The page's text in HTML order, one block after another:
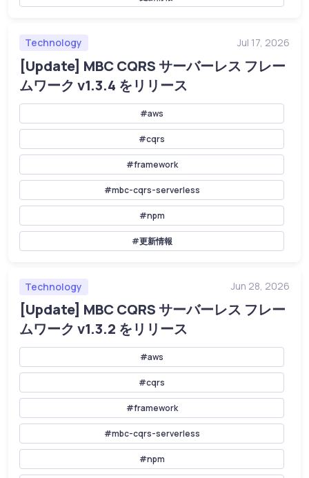
Technology Jul 17, 2026
[Update] MBC CQRS サーバーレス フレー
ムワーク v1.3.4 をリリース
#aws
#cqrs
#framework
#mbc-cqrs-serverless
#npm
#更新情報
Technology Jun 28, 2026
[Update] MBC CQRS サーバーレス フレー
ムワーク v1.3.2 をリリース
#aws
#cqrs
#framework
#mbc-cqrs-serverless
#npm